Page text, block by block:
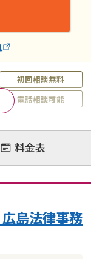
初回相談無料
電話相談可能
離婚裁判
モラハラ
熟年離婚
料金表
島法律事務